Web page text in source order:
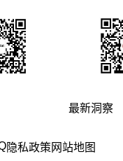
最新洞察
隐私政策 网站地图